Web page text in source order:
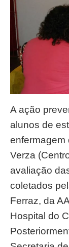
A ação
alunos de
enfermagem
Verza
avaliação
coletados
Ferraz, da
Hospital do